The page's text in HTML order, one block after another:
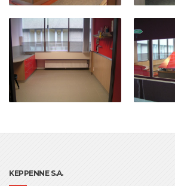
KEPPENNE S.A.